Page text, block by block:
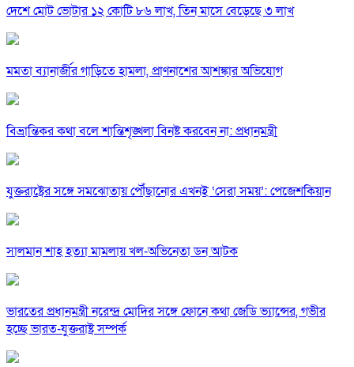
দেশে মোট ভোটার ১২ কোটি ৮৬ লাখ, তিন মাসে বেড়েছে ৩ লাখ
মমতা ব্যানার্জীর গাড়িতে হামলা, প্রাণনাশের আশঙ্কার অভিযোগ
বিভ্রান্তিকর কথা বলে শান্তিশৃঙ্খলা বিনষ্ট করবেন না: প্রধানমন্ত্রী
যুক্তরাষ্ট্রের সঙ্গে সমঝোতায় পৌঁছানোর এখনই ‘সেরা সময়’: পেজেশকিয়ান
সালমান শাহ হত্যা মামলায় খল-অভিনেতা ডন আটক
ভারতের প্রধানমন্ত্রী নরেন্দ্র মোদির সঙ্গে ফোনে কথা জেডি ভ্যান্সের, গভীর
হচ্ছে ভারত-যুক্তরাষ্ট্র সম্পর্ক